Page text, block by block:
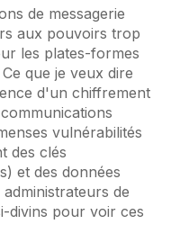
de messagerie
aux pouvoirs trop
les plates-formes
que je veux dire
d'un chiffrement
vulnérabilités
des clés
et des données
de
divins pour voir ces